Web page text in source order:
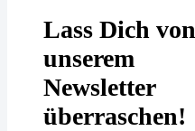
Lass Dich von
unserem
Newsletter
überraschen!